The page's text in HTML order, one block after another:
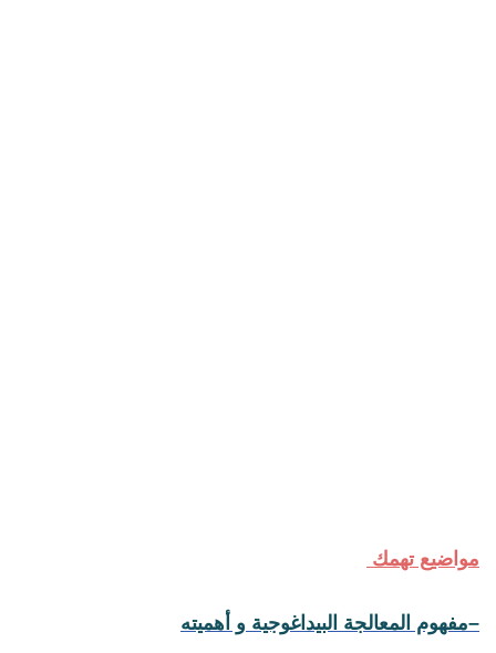
مواضيع تهمك
–مفهوم المعالجة البيداغوجية و أهميته